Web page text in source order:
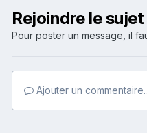
Rejoindre le
Pour poster un message, il
Ajouter un